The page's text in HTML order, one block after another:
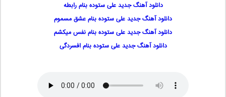
دانلود آهنگ جدید علی ستوده بنام رابطه
دانلود آهنگ جدید علی ستوده بنام عشق مسموم
دانلود آهنگ جدید علی ستوده بنام نفس میکشم
دانلود آهنگ جدید علی ستوده بنام افسردگی